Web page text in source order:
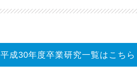
平成30年度卒業研究一覧はこちら